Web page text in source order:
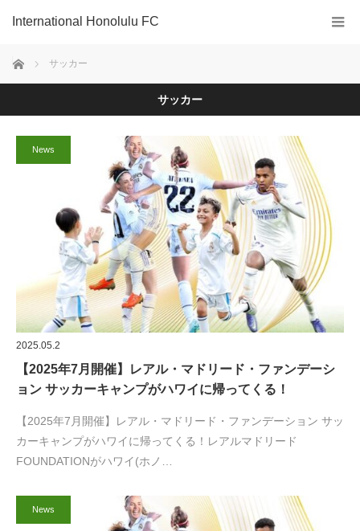
International Honolulu FC
ホーム サッカー
サッカー
News
2025.05.2
【2025年7月開催】レアル・マドリード・ファンデーシ
ョン サッカーキャンプがハワイに帰ってくる！
【2025年7月開催】レアル・マドリード・ファンデーション サッ
カーキャンプがハワイに帰ってくる！レアルマドリード
FOUNDATIONがハワイ(ホノ…
News